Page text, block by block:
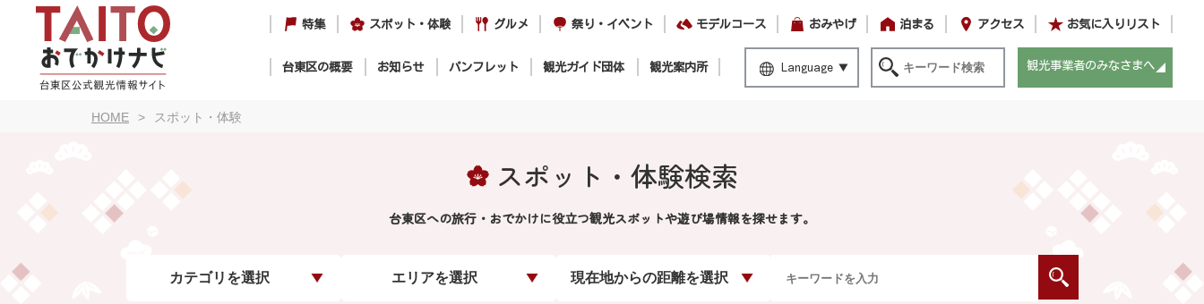
特集 スポット・体験 グルメ 祭り・イベント モデルコース おみやげ 泊まる アクセス お気に入りリスト
台東区の概要 お知らせ パンフレット 観光ガイド団体 観光案内所 Language 観光事業者のみなさまへ
HOME スポット・体験
スポット・体験検索
台東区への旅行・おでかけに役立つ観光スポットや遊び場情報を探せます。
カテゴリを選択 エリアを選択 現在地からの距離を選択